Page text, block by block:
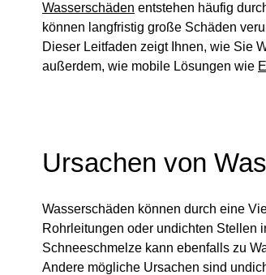
Wasserschäden entstehen häufig
können langfristig große Schäden
Dieser Leitfaden zeigt Ihnen, wie Sie
außerdem, wie mobile Lösungen wie
Ursachen von
Wasserschäden können durch eine
Rohrleitungen oder undichten Stellen
Schneeschmelze kann ebenfalls zu
Andere mögliche Ursachen sind